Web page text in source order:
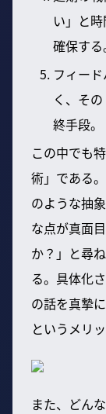
い」と
確保する
フィー
く、そ
終手段。
この中でも
術」である
のような抽
な点が真面
か？」と尋
る。具体化
の話を真摯
というメリ
また、どん